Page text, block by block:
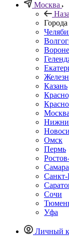
Москва
Города
Казань
Москва
Омск
Пермь
Самара
Санкт-
Сочи
Уфа
Личный